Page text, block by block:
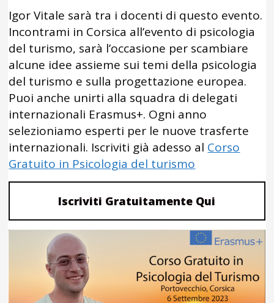
Igor Vitale sarà tra i docenti di questo evento.
Incontrami in Corsica all’evento di psicologia
del turismo, sarà l’occasione per scambiare
alcune idee assieme sui temi della psicologia
del turismo e sulla progettazione europea.
Puoi anche unirti alla squadra di delegati
internazionali Erasmus+. Ogni anno
selezioniamo esperti per le nuove trasferte
internazionali. Iscriviti già adesso al Corso
Gratuito in Psicologia del turismo
Iscriviti Gratuitamente Qui